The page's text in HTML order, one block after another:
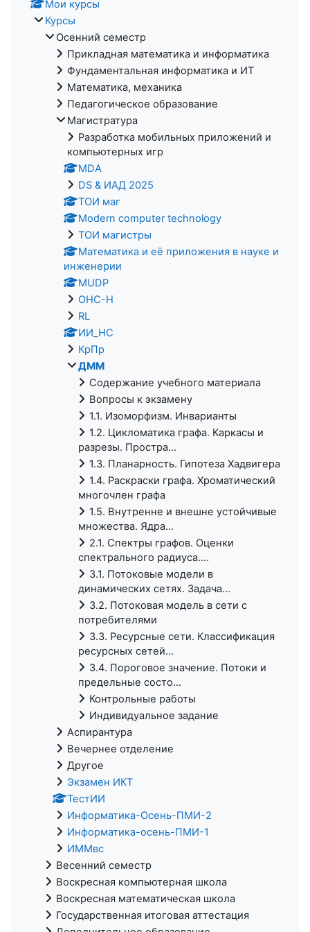
Мои курсы
Курсы
Осенний семестр
Прикладная математика и информатика
Фундаментальная информатика и ИТ
Математика, механика
Педагогическое образование
Магистратура
Разработка мобильных приложений и
компьютерных игр
MDA
DS & ИАД 2025
ТОИ маг
Modern computer technology
ТОИ магистры
Математика и её приложения в науке и
инженерии
MUDP
ОНС-Н
RL
ИИ_НС
КрПр
ДММ
Содержание учебного материала
Вопросы к экзамену
1.1. Изоморфизм. Инварианты
1.2. Цикломатика графа. Каркасы и
разрезы. Простра...
1.3. Планарность. Гипотеза Хадвигера
1.4. Раскраски графа. Хроматический
многочлен графа
1.5. Внутренне и внешне устойчивые
множества. Ядра...
2.1. Спектры графов. Оценки
спектрального радиуса....
3.1. Потоковые модели в
динамических сетях. Задача...
3.2. Потоковая модель в сети с
потребителями
3.3. Ресурсные сети. Классификация
ресурсных сетей...
3.4. Пороговое значение. Потоки и
предельные состо...
Контрольные работы
Индивидуальное задание
Аспирантура
Вечернее отделение
Другое
Экзамен ИКТ
ТестИИ
Информатика-Осень-ПМИ-2
Информатика-осень-ПМИ-1
ИММвс
Весенний семестр
Воскресная компьютерная школа
Воскресная математическая школа
Государственная итоговая аттестация